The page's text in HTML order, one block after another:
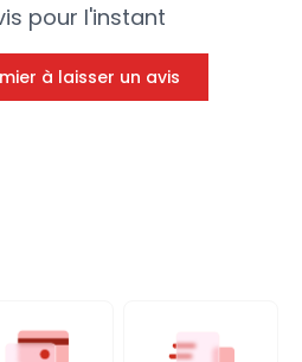
pour l'instant
à laisser un avis